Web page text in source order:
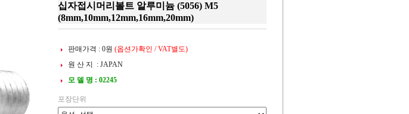
십자접시머리볼트 알루미늄 (5056) M5
(8mm,10mm,12mm,16mm,20mm)
판매가격 : 0원 (옵션가확인 / VAT별도)
원 산 지 : JAPAN
모 델 명 : 02245
포장단위